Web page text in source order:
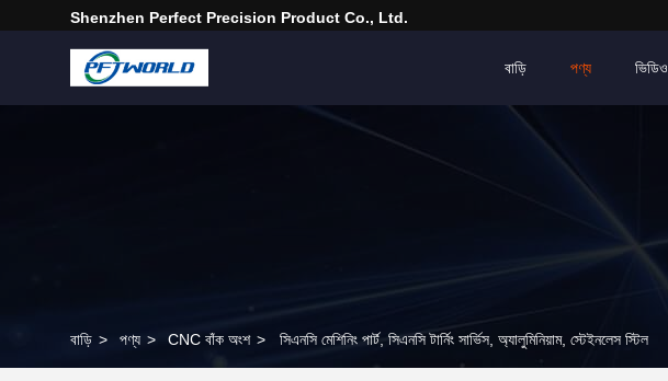
Shenzhen Perfect Precision Product Co., Ltd.
বাড়ি পণ্য ভিডিও
বাড়ি > পণ্য > CNC বাঁক অংশ > সিএনসি মেশিনিং পার্ট, সিএনসি টার্নিং সার্ভিস, অ্যালুমিনিয়াম, স্টেইনলেস স্টিল